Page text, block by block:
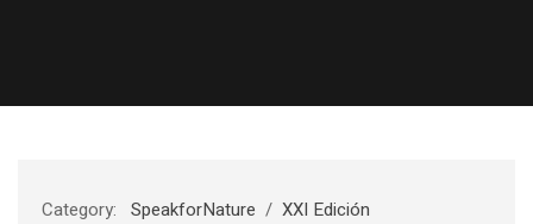
Category: SpeakforNature / XXI Edición